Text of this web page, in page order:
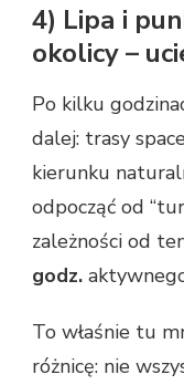
4) Lipa i
okolicy –
Po kilku
dalej: trasy
kierunku
odpocząć od
zależności od
godz.
To właśnie tu
różnicę: nie